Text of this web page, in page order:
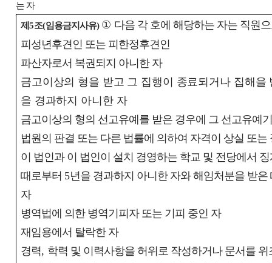
는 자
제 5조(임용금지사유) ① 다음 각 호에 해당하는 자는 직원
피성년후견인 또는 피한정후견인
파산자로서 복권되지 아니한 자
금고이상의 형을 받고 그 집행이 종료되거나 집해
을 경과하지 아니한 자
금고이상의 형의 선고유예를 받은 경우에 그 선고유예
법원의 판결 또는 다른 법률에 의하여 자격이 상실 또는
이 법인과 이 법인이 설치 경영하는 학교 및 전당에서
때로부터 5년을 경과하지 아니한 자와 해임처분을 받
자
병역법에 의한 병역기피자 또는 기피 중인 자
재임용에서 탈락한 자
경력, 학력 및 이력사항을 허위로 작성하거나 문서를